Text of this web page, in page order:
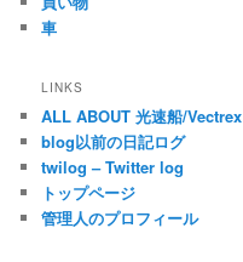
車
LINKS
ALL ABOUT 光速船/Vectrex
blog以前の日記ログ
twilog – Twitter log
トップページ
管理人のプロフィール